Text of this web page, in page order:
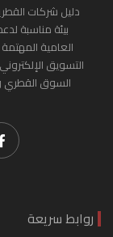
دليل شركات
بيئة مناسبة
العامية
التسويق
السوق القطري
روابط سريعة